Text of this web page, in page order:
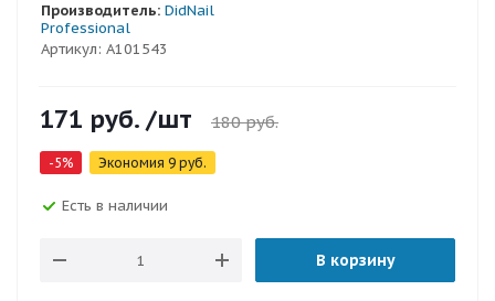
Артикул: A101543
Производитель: DidNail
Professional
171 руб. /шт 180руб.
-5% Экономия 9 руб.
Есть в наличии
В корзину